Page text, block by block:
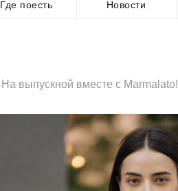
Где поесть Новости
На выпускной вместе с Marmalato!